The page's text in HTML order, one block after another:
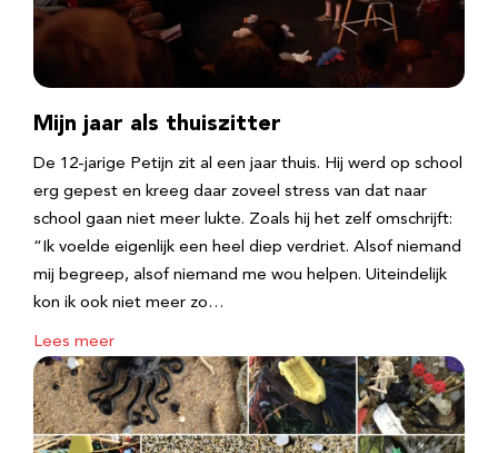
Mijn jaar als thuiszitter
De 12-jarige Petijn zit al een jaar thuis. Hij werd op school
erg gepest en kreeg daar zoveel stress van dat naar
school gaan niet meer lukte. Zoals hij het zelf omschrijft:
“Ik voelde eigenlijk een heel diep verdriet. Alsof niemand
mij begreep, alsof niemand me wou helpen. Uiteindelijk
kon ik ook niet meer zo…
Lees meer